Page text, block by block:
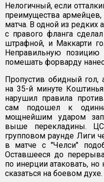
Нелогичный, если
преимущества армейцев,
матча. В одной из редких
с правого фланга
штрафной, и Маккарти
Неправильную
помешать форварду
Пропустив обидный гол,
на 35-й минуте
нарушил правила
сам подошел к
мощнейшим ударом
выше перекладины.
групповом раунде Лиги
в матче с "Челси"
Оставшееся до
по инерции атаковать,
сказаться на боевом духе.